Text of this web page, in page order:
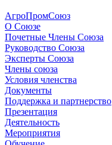
АгроПромСоюз
О Союзе
Почетные Члены Союза
Руководство Союза
Эксперты Союза
Члены союза
Условия членства
Документы
Поддержка и партнерство
Презентация
Деятельность
Мероприятия